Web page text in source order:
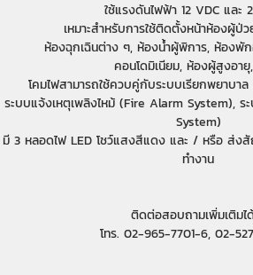
ใช้แรงดันไฟฟ้า 12 VDC และ
เหมาะสำหรับการใช้ติดตั้งหน้าห้องผู้ป่ว
ห้องฉุกเฉินต่าง ๆ, ห้องน้ำผู้พิการ, ห้องพั
คอนโดมิเนียม, ห้องผู้สูงอา
โคมไฟสามารถใช้ควบคู่กับระบบเรียกพยาบา
ระบบแจ้งเหตุเพลิงไหม้ (Fire Alarm System),
System)
มี 3 หลอดไฟ LED โชว์แสงสีแดง และ / หรือ ส่
ทำงาน
ติดต่อสอบถามเพิ่มเติมไ
โทร. 02-965-7701-6, 02-